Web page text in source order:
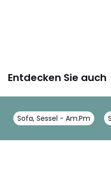
Entdecken Sie auch
Sofa, Sessel - Am.Pm